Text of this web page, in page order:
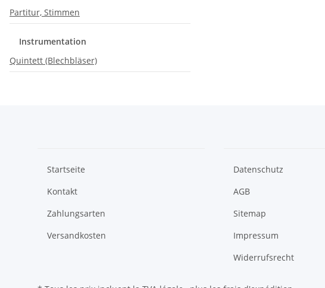
Partitur, Stimmen
Instrumentation
Quintett (Blechbläser)
Startseite
Kontakt
Zahlungsarten
Versandkosten
Datenschutz
AGB
Sitemap
Impressum
Widerrufsrecht